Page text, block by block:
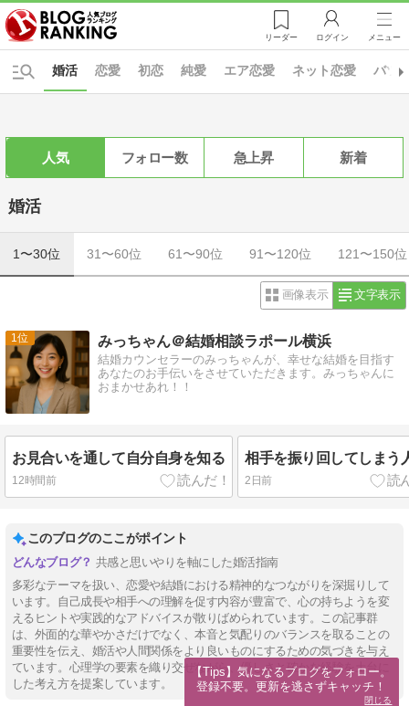
リーダー ログイン メニュー
恋愛 初恋 純愛 エア恋愛 ネット恋愛 バツ
婚活
人気 フォロー数 急上昇 新着
婚活
1〜30位 31〜60位 61〜90位 91〜120位 121〜150位
画像表示 文字表示
1 みっちゃん＠結婚相談ラポール横浜
結婚カウンセラーのみっちゃんが、幸せな結婚を目指す
あなたのお手伝いをさせていただきます。みっちゃんに
おまかせあれ！！
お見合いを通して自分自身を知る
12時間前
相手を振り回してしまう
2日前
このブログのここがポイント
共感と思いやりを軸にした婚活指南
多彩なテーマを扱い、恋愛や結婚における精神的なつながりを深掘りして
います。自己成長や相手への理解を促す内容が豊富で、心の持ちようを変
えるヒントや実践的なアドバイスが散りばめられています。この記事群
は、外面的な華やかさだけでなく、本音と気配りのバランスを取ることの
重要性を伝え、婚活や人間関係をより良いものにするための気づきを与え
ています。心理学の要素を織り交ぜながら、優しさと確かな経験を土台に
した考え方を提案しています。
【Tips】気になるブログをフォロー。
登録不要。更新を逃さずキャッチ！
閉じる